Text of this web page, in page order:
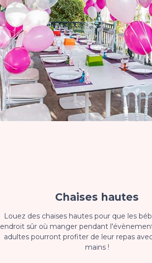
Chaises hautes
Louez des chaises hautes pour que les
endroit sûr où manger pendant
adultes pourront profiter de leur repas
mains !